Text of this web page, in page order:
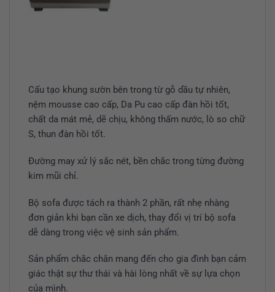
Cấu tạo khung sườn bên trong từ gỗ dầu tự nhiên,
nệm mousse cao cấp, Da Pu cao cấp đàn hồi tốt,
chất da mát mẻ, dẽ chịu, không thấm nước, lò so chữ
S, thun đàn hồi tốt.
Đường may xử lý sắc nét, bền chắc trong từng đường
kim mũi chỉ.
Bộ sofa được tách ra thành 2 phần, rất nhẹ nhàng
đơn giản khi bạn cần xe dịch, thay đổi vị trí bộ sofa
dễ dàng trong việc vệ sinh sản phẩm.
Sản phẩm chắc chắn mang đến cho gia đình bạn cảm
giác thật sự thư thái và hài lòng nhất về sự lựa chọn
của mình.